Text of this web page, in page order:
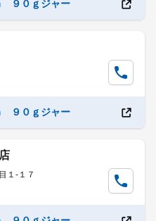
９０ｇジャー
９０ｇジャー
１-１７